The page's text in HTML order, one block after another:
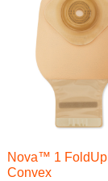
Nova™ 1 FoldUp
Convex